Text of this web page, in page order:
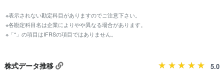
※表示されない勘定科目がありますのでご注意下さい。
※各勘定科目名は企業によりやや異なる場合があります。
※「*」の項目はIFRSの項目ではありません。
株式データ推移
5.0